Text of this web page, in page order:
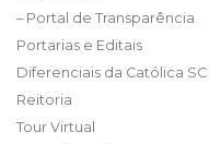
– Portal de Transparência
Portarias e Editais
Diferenciais da Católica SC
Reitoria
Tour Virtual